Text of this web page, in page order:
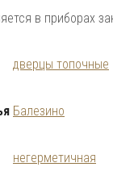
в приборах
дверцы топочные
Балезино
негерметичная